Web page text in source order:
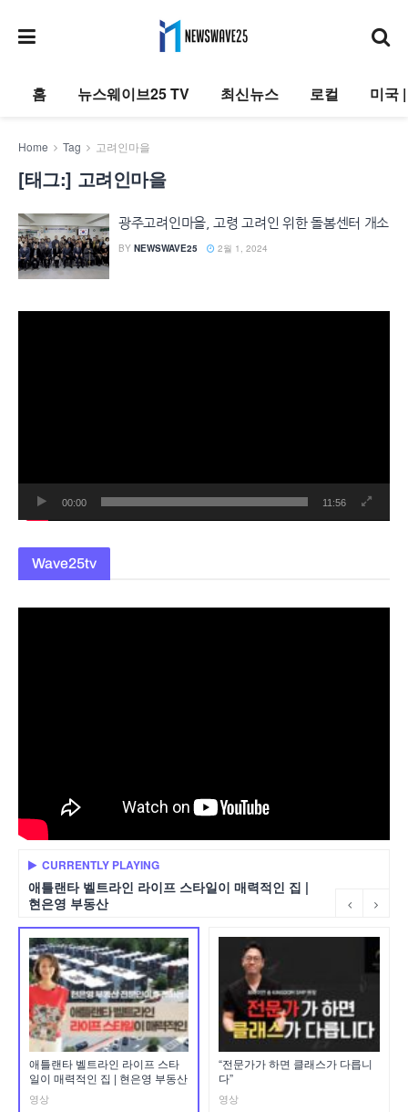
홈 뉴스웨이브25 TV 최신뉴스 로컬 미국
Home Tag 고려인마을
[태그:] 고려인마을
광주고려인마을, 고령 고려인 위한 돌봄센터 개소
BY NEWSWAVE25 2월 1, 2024
00:00 11:56
Wave25tv
CURRENTLY PLAYING
애틀랜타 벨트라인 라이프 스타일이 매력적인 집 |
현은영 부동산
애틀랜타 벨트라인 라이프 스타
일이 매력적인 집 | 현은영 부동산
영상
“전문가가 하면 클래스가 다릅니
다”
영상